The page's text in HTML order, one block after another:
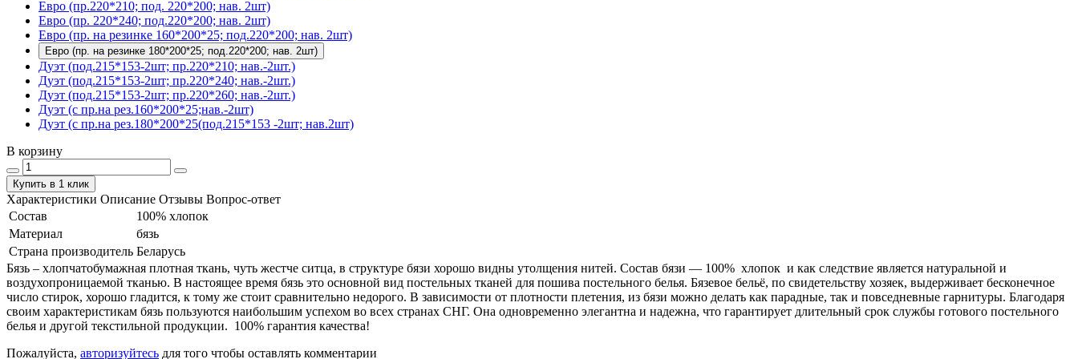
Евро (пр.220*210; под. 220*200; нав. 2шт)
Евро (пр. 220*240; под.220*200; нав. 2шт)
Евро (пр. на резинке 160*200*25; под.220*200; нав. 2шт)
Евро (пр. на резинке 180*200*25; под.220*200; нав. 2шт)
Дуэт (под.215*153-2шт; пр.220*210; нав.-2шт.)
Дуэт (под.215*153-2шт; пр.220*240; нав.-2шт.)
Дуэт (под.215*153-2шт; пр.220*260; нав.-2шт.)
Дуэт (с пр.на рез.160*200*25;нав.-2шт)
Дуэт (с пр.на рез.180*200*25(под.215*153 -2шт; нав.2шт)
В корзину
Купить в 1 клик
Характеристики Описание Отзывы Вопрос-ответ
Состав
100% хлопок
Материал
бязь
Страна производитель Беларусь
Бязь – хлопчатобумажная плотная ткань, чуть жестче ситца, в структуре бязи хорошо видны утолщения нитей. Состав бязи ― 100% хлопок и как следствие является натуральной и
воздухопроницаемой тканью. В настоящее время бязь это основной вид постельных тканей для пошива постельного белья. Бязевое бельё, по свидетельству хозяек, выдерживает бесконечное
число стирок, хорошо гладится, к тому же стоит сравнительно недорого. В зависимости от плотности плетения, из бязи можно делать как парадные, так и повседневные гарнитуры. Благодаря
своим характеристикам бязь пользуются наибольшим успехом во всех странах СНГ. Она одновременно элегантна и надежна, что гарантирует длительный срок службы готового постельного
белья и другой текстильной продукции. 100% гарантия качества!
Пожалуйста, авторизуйтесь для того чтобы оставлять комментарии